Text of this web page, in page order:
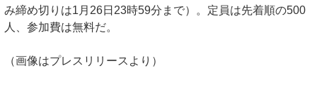
み締め切りは1月26日23時59分まで）。定員は先着順の500
人、参加費は無料だ。
（画像はプレスリリースより）